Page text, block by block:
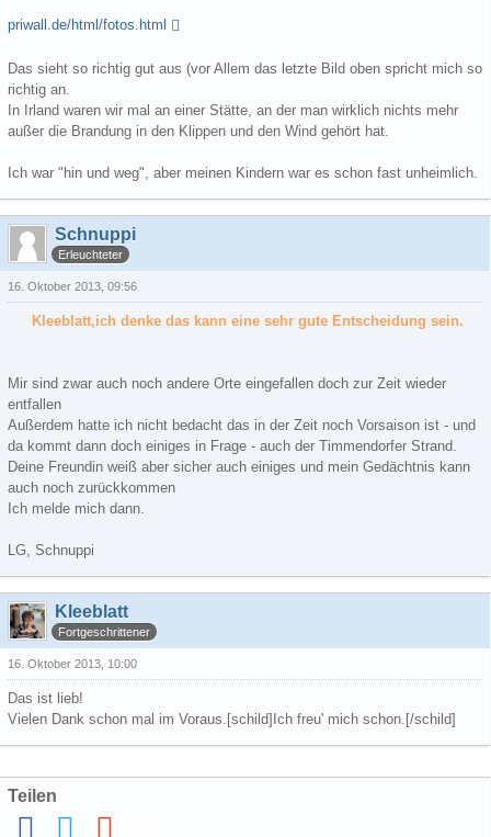
priwall.de/html/fotos.html
Das sieht so richtig gut aus (vor Allem das letzte Bild oben spricht mich so
richtig an.
In Irland waren wir mal an einer Stätte, an der man wirklich nichts mehr
außer die Brandung in den Klippen und den Wind gehört hat.
Ich war "hin und weg", aber meinen Kindern war es schon fast unheimlich.
Schnuppi
Erleuchteter
16. Oktober 2013, 09:56
Kleeblatt,ich denke das kann eine sehr gute Entscheidung sein.
Mir sind zwar auch noch andere Orte eingefallen doch zur Zeit wieder
entfallen
Außerdem hatte ich nicht bedacht das in der Zeit noch Vorsaison ist - und
da kommt dann doch einiges in Frage - auch der Timmendorfer Strand.
Deine Freundin weiß aber sicher auch einiges und mein Gedächtnis kann
auch noch zurückkommen
Ich melde mich dann.
LG, Schnuppi
Kleeblatt
Fortgeschrittener
16. Oktober 2013, 10:00
Das ist lieb!
Vielen Dank schon mal im Voraus.[schild]Ich freu' mich schon.[/schild]
Teilen